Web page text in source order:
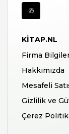
KITAP.NL
Firma
Hakkımızda
Mesafeli
Gizlilik ve
Çerez